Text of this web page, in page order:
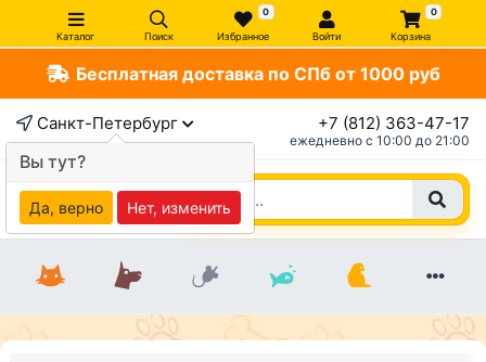
Каталог Поиск
0
Избранное Войти
0
Корзина
Бесплатная доставка по СПб от 1000 руб
Санкт-Петербург +7 (812) 363-47-17
ежедневно c 10:00 до 21:00
Вы тут?
Да, верно Нет, изменить